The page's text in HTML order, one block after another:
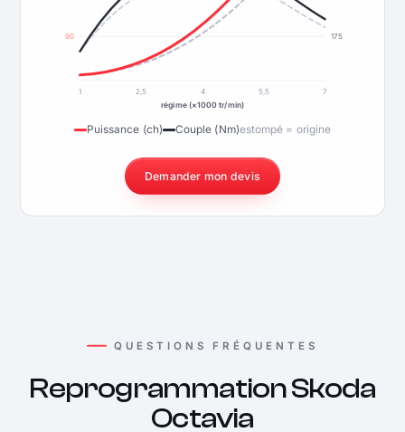
90 175
1 2,5 4 5,5
7
régime (×1000 tr/min)
Puissance (ch) Couple (Nm)estompé = origine
Demander mon devis
QUESTIONS FRÉQUENTES
Reprogrammation Skoda
Octavia